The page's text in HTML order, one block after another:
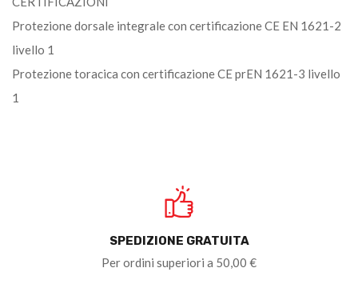
Protezione dorsale integrale con certificazione CE EN 1621-2
livello 1
Protezione toracica con certificazione CE prEN 1621-3 livello
1
SPEDIZIONE GRATUITA
Per ordini superiori a 50,00 €